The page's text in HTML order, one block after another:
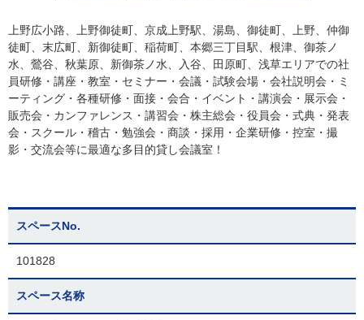
上野広小路、上野御徒町、京成上野駅、湯島、御徒町、上野、仲御
徒町、末広町、新御徒町、稲荷町、本郷三丁目駅、根津、御茶ノ
水、鶯谷、秋葉原、新御茶ノ水、入谷、田原町、浅草エリアでの社
員研修・講座・教室・セミナー・会議・試験会場・会社説明会・ミ
ーティング・各種研修・面接・会合・イベント・講演会・展示会・
販売会・カンファレンス・講習会・株主総会・役員会・式典・発表
会・スクール・稽古・勉強会・商談・採用・企業研修・控室・撮
影・交流会等に最適な多目的貸し会議室！
スペースNo.
101828
スペース名称